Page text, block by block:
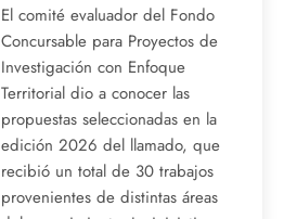
El comité evaluador del Fondo
Concursable para Proyectos de
Investigación con Enfoque
Territorial dio a conocer las
propuestas seleccionadas en la
edición 2026 del llamado, que
recibió un total de 30 trabajos
provenientes de distintas áreas